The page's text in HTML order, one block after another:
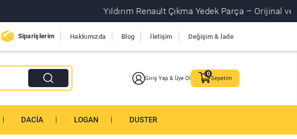
Yıldırım Renault Çıkma Yedek Parça – Orijinal ve
Siparişlerim Hakkımızda Blog İletişim Değişim & İade
Giriş Yap & Üye Ol Sepetim
DACIA LOGAN DUSTER